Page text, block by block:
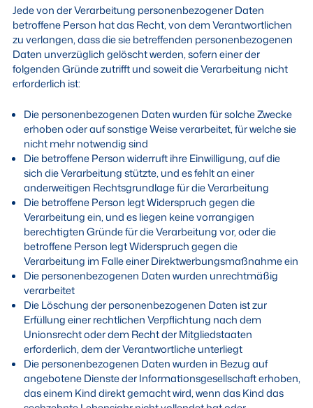
Jede von der Verarbeitung personenbezogener Daten
betroffene Person hat das Recht, von dem Verantwortlichen
zu verlangen, dass die sie betreffenden personenbezogenen
Daten unverzüglich gelöscht werden, sofern einer der
folgenden Gründe zutrifft und soweit die Verarbeitung nicht
erforderlich ist:
Die personenbezogenen Daten wurden für solche Zwecke
erhoben oder auf sonstige Weise verarbeitet, für welche sie
nicht mehr notwendig sind
Die betroffene Person widerruft ihre Einwilligung, auf die
sich die Verarbeitung stützte, und es fehlt an einer
anderweitigen Rechtsgrundlage für die Verarbeitung
Die betroffene Person legt Widerspruch gegen die
Verarbeitung ein, und es liegen keine vorrangigen
berechtigten Gründe für die Verarbeitung vor, oder die
betroffene Person legt Widerspruch gegen die
Verarbeitung im Falle einer Direktwerbungsmaßnahme ein
Die personenbezogenen Daten wurden unrechtmäßig
verarbeitet
Die Löschung der personenbezogenen Daten ist zur
Erfüllung einer rechtlichen Verpflichtung nach dem
Unionsrecht oder dem Recht der Mitgliedstaaten
erforderlich, dem der Verantwortliche unterliegt
Die personenbezogenen Daten wurden in Bezug auf
angebotene Dienste der Informationsgesellschaft erhoben,
das einem Kind direkt gemacht wird, wenn das Kind das